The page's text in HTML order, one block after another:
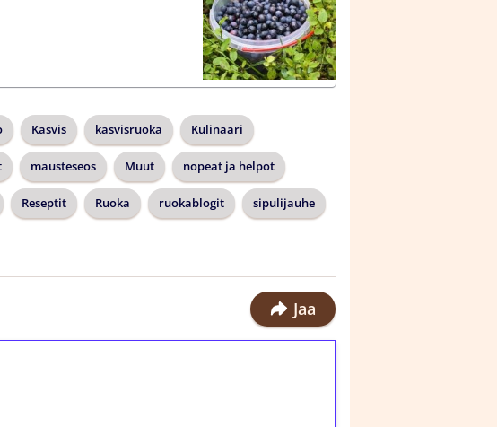
Kasvis kasvisruoka Kulinaari
mausteseos Muut nopeat ja helpot
Reseptit Ruoka ruokablogit sipulijauhe
Jaa